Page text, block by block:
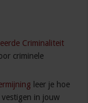
Criminaliteit
criminele
leer je hoe
in jouw